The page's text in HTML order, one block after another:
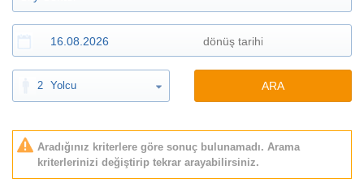
2 Yolcu ARA
Aradığınız kriterlere göre sonuç bulunamadı. Arama
kriterlerinizi değiştirip tekrar arayabilirsiniz.